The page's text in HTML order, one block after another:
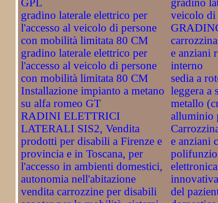
GPL
gradino laterale elettrico per
l'accesso al veicolo di persone
con mobilità limitata 80 CM
gradino laterale elettrico per
l'accesso al veicolo di persone
con mobilità limitata 80 CM
Installazione impianto a metano
su alfa romeo GT
RADINI ELETTRICI
LATERALI SIS2, Vendita
prodotti per disabili a Firenze e
provincia e in Toscana, per
l'accesso in ambienti domestici,
autonomia nell'abitazione
vendita carrozzine per disabili
gradino
veicolo di
e anziani
interno
sedia a
leggera a
metallo
alluminio
e anziani
del